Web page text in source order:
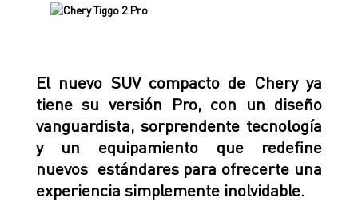
COTIZADOR
POSVENTA
POSVENTA
CAMPAÑA DE
SEGURIDAD
El nuevo SUV compacto de Chery ya
tiene su versión Pro, con un diseño
vanguardista, sorprendente tecnología
y un equipamiento que redefine
nuevos estándares para ofrecerte una
experiencia simplemente inolvidable.